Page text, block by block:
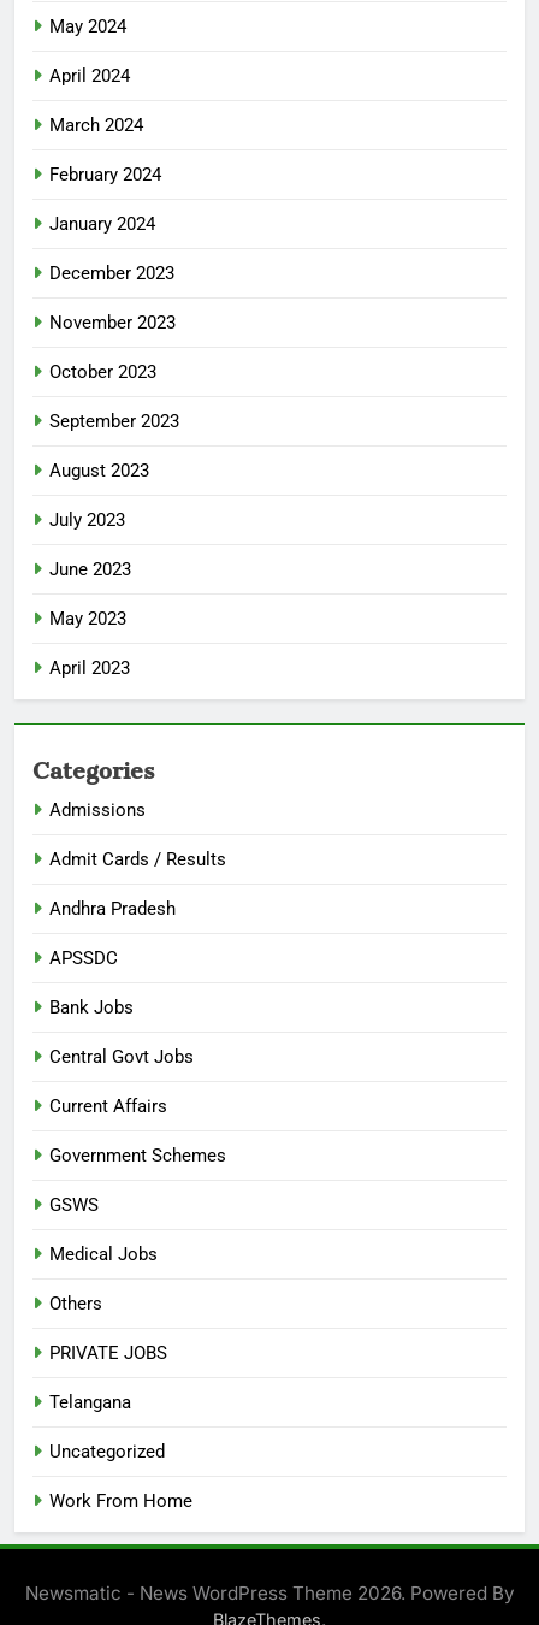
May 2024
April 2024
March 2024
February 2024
January 2024
December 2023
November 2023
October 2023
September 2023
August 2023
July 2023
June 2023
May 2023
April 2023
Categories
Admissions
Admit Cards / Results
Andhra Pradesh
APSSDC
Bank Jobs
Central Govt Jobs
Current Affairs
Government Schemes
GSWS
Medical Jobs
Others
PRIVATE JOBS
Telangana
Uncategorized
Work From Home
Newsmatic - News WordPress Theme 2026. Powered By
BlazeThemes.